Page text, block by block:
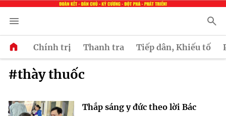
Chính trị Thanh tra Tiếp dân, Khiếu tố
#thày thuốc
Thắp sáng y đức theo lời Bác